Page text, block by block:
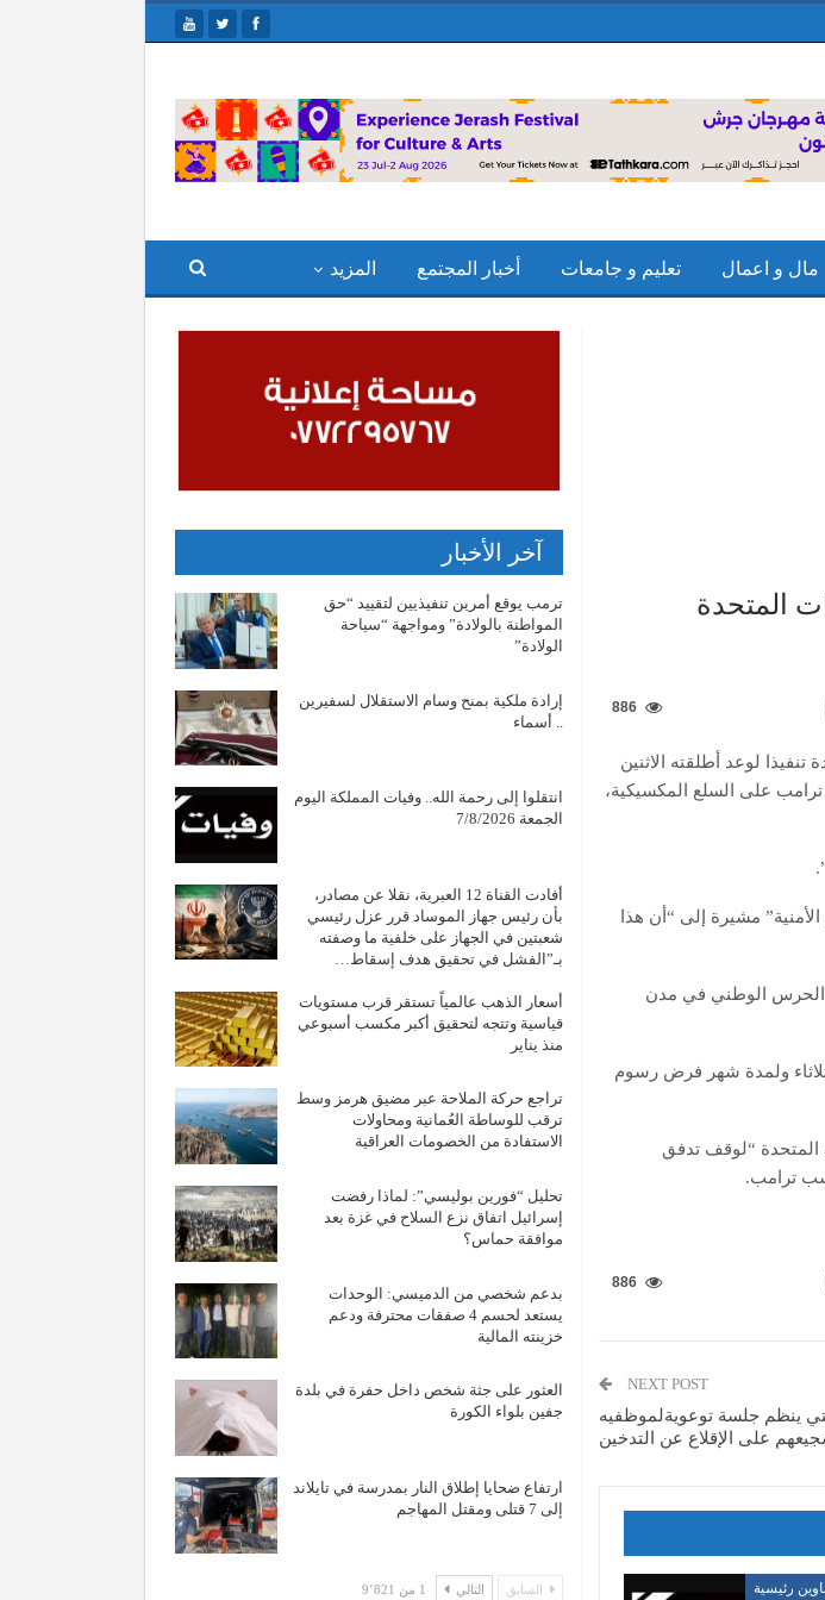
مال و اعمال تعليم و جامعات أخبار المجتمع المزيد
المتحدة
886
المتحدة تنفيذا لوعد أطلقته الاثنين
دونالد ترامب على السلع المكسيكية،
مشيرة إلى “أن هذا
الحرس الوطني في مدن
ولمدة شهر فرض رسوم
مع الولايات المتحدة “لوقف تدفق
ترامب.
886
NEXT POST
ينظم جلسة توعويةلموظفيه
على الإقلاع عن التدخين
رئيسية
آخر الأخبار
ترمب يوقع أمرين تنفيذيين لتقييد “حق
المواطنة بالولادة” ومواجهة “سياحة
الولادة”
إرادة ملكية بمنح وسام الاستقلال لسفيرين
.. أسماء
انتقلوا إلى رحمة الله.. وفيات المملكة اليوم
الجمعة 7/8/2026
أفادت القناة 12 العبرية، نقلا عن مصادر،
بأن رئيس جهاز الموساد قرر عزل رئيسي
شعبتين في الجهاز على خلفية ما وصفته
بـ”الفشل في تحقيق هدف إسقاط…
أسعار الذهب عالمياً تستقر قرب مستويات
قياسية وتتجه لتحقيق أكبر مكسب أسبوعي
منذ يناير
تراجع حركة الملاحة عبر مضيق هرمز وسط
ترقب للوساطة العُمانية ومحاولات
الاستفادة من الخصومات العراقية
تحليل “فورين بوليسي”: لماذا رفضت
إسرائيل اتفاق نزع السلاح في غزة بعد
موافقة حماس؟
بدعم شخصي من الدميسي: الوحدات
يستعد لحسم 4 صفقات محترفة ودعم
خزينته المالية
العثور على جثة شخص داخل حفرة في بلدة
جفين بلواء الكورة
ارتفاع ضحايا إطلاق النار بمدرسة في تايلاند
إلى 7 قتلى ومقتل المهاجم
السابق التالي 1 من 9٬821